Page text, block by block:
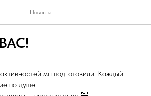
Новости
мы подготовили. Каждый
по душе.